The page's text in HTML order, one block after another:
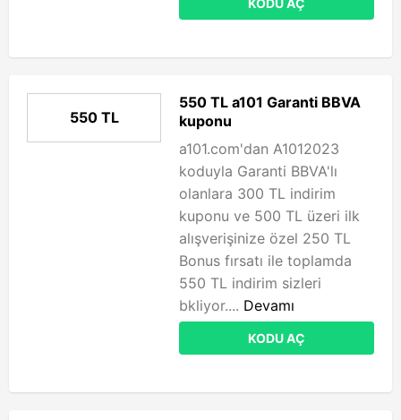
KODU AÇ
550 TL
550 TL a101 Garanti BBVA
kuponu
a101.com'dan A1012023
koduyla Garanti BBVA'lı
olanlara 300 TL indirim
kuponu ve 500 TL üzeri ilk
alışverişinize özel 250 TL
Bonus fırsatı ile toplamda
550 TL indirim sizleri
bkliyor.... Devamı
KODU AÇ